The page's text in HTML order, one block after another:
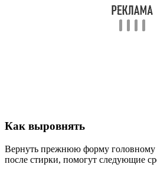
Как выровнять
Вернуть прежнюю форму головному
после стирки, помогут следующие